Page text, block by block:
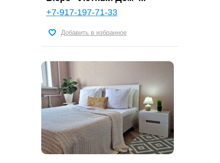
+7-917-197-71-33
Добавить в избранное